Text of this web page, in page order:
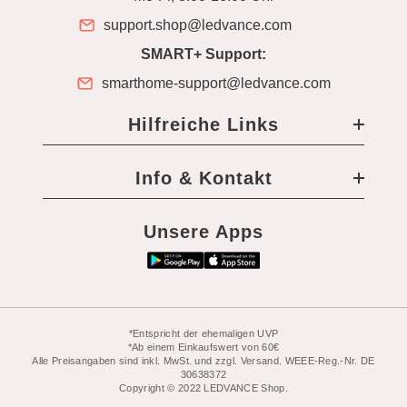
support.shop@ledvance.com
SMART+ Support:
smarthome-support@ledvance.com
Hilfreiche Links
Info & Kontakt
Unsere Apps
*Entspricht der ehemaligen UVP
*Ab einem Einkaufswert von 60€
Alle Preisangaben sind inkl. MwSt. und zzgl. Versand. WEEE-Reg.-Nr. DE
30638372
Copyright © 2022 LEDVANCE Shop.